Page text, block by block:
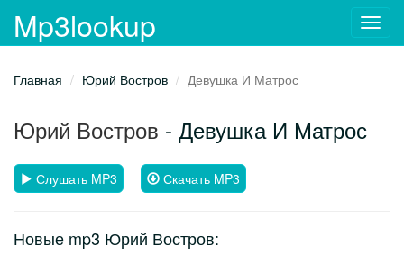
Mp3lookup
Главная Юрий Востров Девушка И Матрос
Юрий Востров - Девушка И Матрос
Слушать MP3 Скачать MP3
Новые mp3 Юрий Востров: